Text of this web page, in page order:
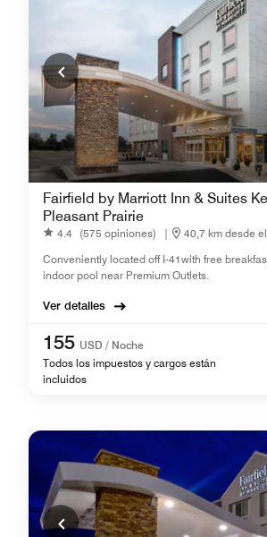
Fairfield by Marriott Inn & Suites
Pleasant Prairie
4.4 (575 opiniones) |
40,7 km desde
Conveniently located off I-41with free
indoor pool near Premium Outlets.
Ver detalles
155 USD / Noche
Todos los impuestos y cargos están
incluidos